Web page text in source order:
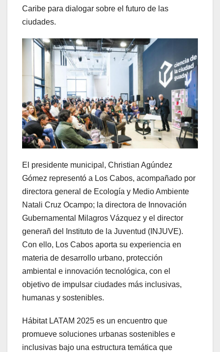
Caribe para dialogar sobre el futuro de las
ciudades.
El presidente municipal, Christian Agúndez
Gómez representó a Los Cabos, acompañado por
directora general de Ecología y Medio Ambiente
Natali Cruz Ocampo; la directora de Innovación
Gubernamental Milagros Vázquez y el director
generañ del Instituto de la Juventud (INJUVE).
Con ello, Los Cabos aporta su experiencia en
materia de desarrollo urbano, protección
ambiental e innovación tecnológica, con el
objetivo de impulsar ciudades más inclusivas,
humanas y sostenibles.
Hábitat LATAM 2025 es un encuentro que
promueve soluciones urbanas sostenibles e
inclusivas bajo una estructura temática que